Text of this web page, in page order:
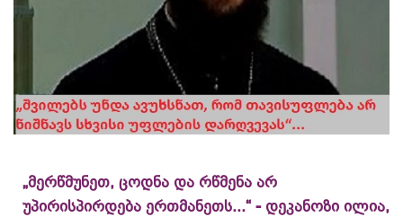
„მერწმუნეთ, ცოდნა და რწმენა არ
უპირისპირდება ერთმანეთს...“ - დეკანოზი ილია,